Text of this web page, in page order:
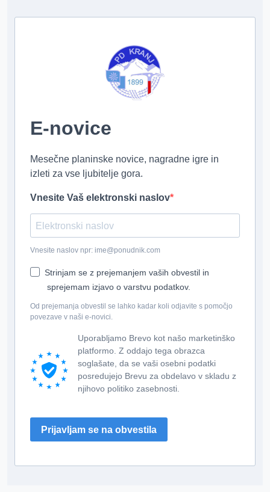
E-novice
Mesečne planinske novice, nagradne igre in
izleti za vse ljubitelje gora.
Vnesite Vaš elektronski naslov
Vnesite naslov npr: ime@ponudnik.com
Strinjam se z prejemanjem vaših obvestil in
sprejemam izjavo o varstvu podatkov.
Od prejemanja obvestil se lahko kadar koli odjavite s pomočjo
povezave v naši e-novici.
Uporabljamo Brevo kot našo marketinško
platformo. Z oddajo tega obrazca
soglašate, da se vaši osebni podatki
posredujejo Brevu za obdelavo v skladu z
njihovo politiko zasebnosti.
Prijavljam se na obvestila